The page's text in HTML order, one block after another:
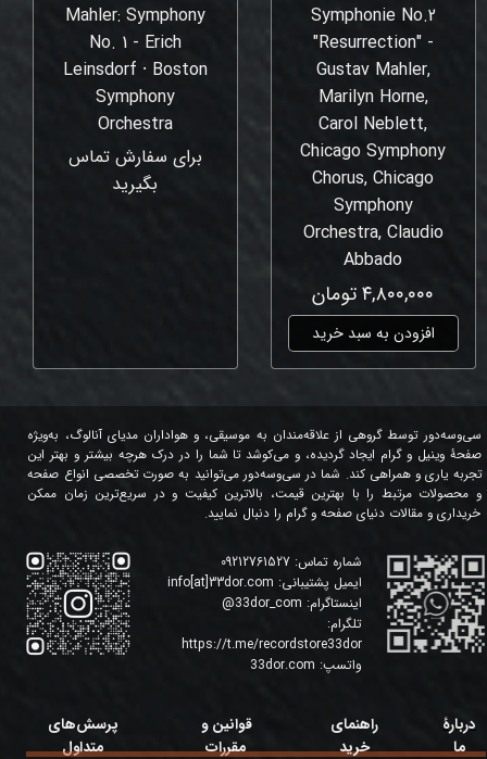
Symphonie No.2
"Resurrection" -
Gustav Mahler,
Marilyn Horne,
Carol Neblett,
Chicago Symphony
Chorus, Chicago
Symphony
Orchestra, Claudio
Abbado
۴,۸۰۰,۰۰۰ تومان
افزودن به سبد خرید
Mahler: Symphony
No. 1 - Erich
Leinsdorf ⸱ Boston
Symphony
Orchestra
برای سفارش تماس
بگیرید
شماره تماس:
ایمیل پشتیبانی: info[at]33dor.com
اینستاگرام: 33dor_com
@
تلگرام:
https://t.me/recordstore33dor
واتسپ: 33dor.com
سی‌وسه‌دور توسط گروهی از علاقه‌مندان به موسیقی، و هواداران مدیای آنالوگ، به‌ویژه
صفحۀ وینیل و گرام ایجاد گردیده، و می‌کوشد تا شما را در درک هرچه بیشتر و بهتر این
تجربه یاری و همراهی کند. شما در سی‌وسه‌دور می‌توانید به صورت تخصصی انواع صفحه
و محصولات مرتبط را با بهترین قیمت، بالاترین کیفیت و در سریع‌ترین زمان ممکن
خریداری و مقالات دنیای صفحه و گرام را دنبال نمایید.
دربارۀ
ما
قوانین و
مقررات
پرسش‌های
متداول
راهنمای
خرید